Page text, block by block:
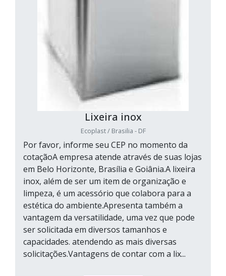
Lixeira inox
Ecoplast / Brasilia - DF
Por favor, informe seu CEP no momento da
cotaçãoA empresa atende através de suas lojas
em Belo Horizonte, Brasília e Goiânia.A lixeira
inox, além de ser um item de organização e
limpeza, é um acessório que colabora para a
estética do ambiente.Apresenta também a
vantagem da versatilidade, uma vez que pode
ser solicitada em diversos tamanhos e
capacidades. atendendo as mais diversas
solicitações.Vantagens de contar com a lix...